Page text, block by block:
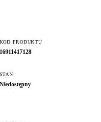
KOD PRODUKTU
16911417128
STAN
Niedostępny